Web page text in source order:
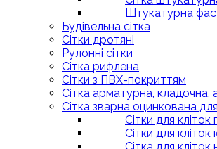
Штукатурна
Будівельна сітка
Сітки дротяні
Рулонні сітки
Сітка рифлена
Сітки з ПВХ-покриттям
Сітка арматурна, кладочна,
Сітка зварна оцинкована
Сітки для кліток
Сітки для кліток